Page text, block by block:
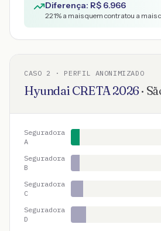
Diferença: R$ 6.966
221% a mais quem contratou a mais
CASO 2 · PERFIL ANONIMIZADO
Hyundai CRETA2026·
Seguradora
A
Seguradora
B
Seguradora
C
Seguradora
D